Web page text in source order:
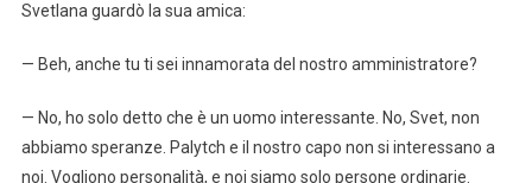
Svetlana guardò la sua amica:
— Beh, anche tu ti sei innamorata del nostro amministratore?
— No, ho solo detto che è un uomo interessante. No, Svet, non
abbiamo speranze. Palytch e il nostro capo non si interessano a
noi. Vogliono personalità, e noi siamo solo persone ordinarie.